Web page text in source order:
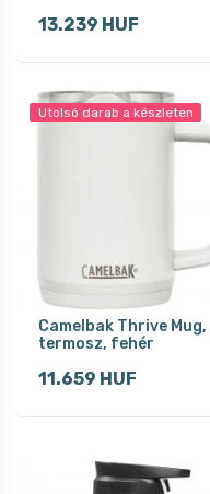
13.239 HUF
Utolsó darab a készleten
Camelbak Thrive Mug,
termosz, fehér
11.659 HUF